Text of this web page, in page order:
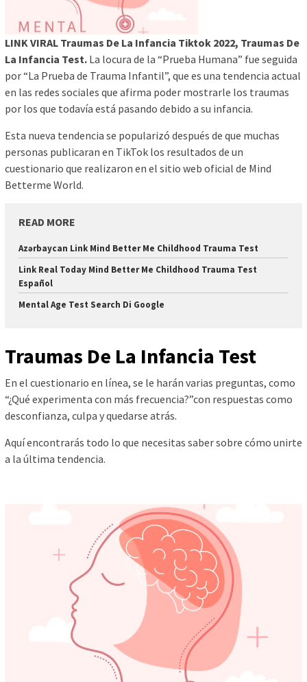
LINK VIRAL Traumas De La Infancia Tiktok 2022, Traumas De
La Infancia Test. La locura de la “Prueba Humana” fue seguida
por “La Prueba de Trauma Infantil”, que es una tendencia actual
en las redes sociales que afirma poder mostrarle los traumas
por los que todavía está pasando debido a su infancia.
Esta nueva tendencia se popularizó después de que muchas
personas publicaran en TikTok los resultados de un
cuestionario que realizaron en el sitio web oficial de Mind
Betterme World.
READ MORE
Azərbaycan Link Mind Better Me Childhood Trauma Test
Link Real Today Mind Better Me Childhood Trauma Test
Español
Mental Age Test Search Di Google
Traumas De La Infancia Test
En el cuestionario en línea, se le harán varias preguntas, como
“¿Qué experimenta con más frecuencia?”con respuestas como
desconfianza, culpa y quedarse atrás.
Aquí encontrarás todo lo que necesitas saber sobre cómo unirte
a la última tendencia.